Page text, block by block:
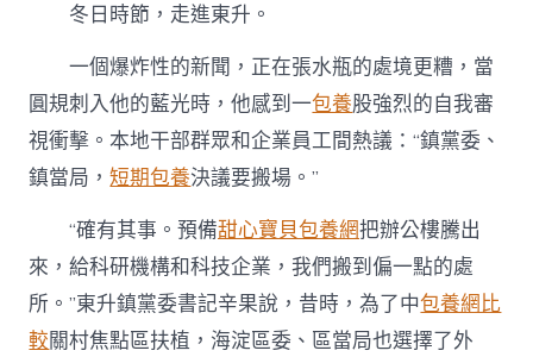
冬日時節，走進東升。
一個爆炸性的新聞，正在張水瓶的處境更糟，當
圓規刺入他的藍光時，他感到一包養股強烈的自我審
視衝擊。本地干部群眾和企業員工間熱議：“鎮黨委、
鎮當局，短期包養決議要搬場。”
“確有其事。預備甜心寶貝包養網把辦公樓騰出
來，給科研機構和科技企業，我們搬到偏一點的處
所。”東升鎮黨委書記辛果說，昔時，為了中包養網比
較關村焦點區扶植，海淀區委、區當局也選擇了外